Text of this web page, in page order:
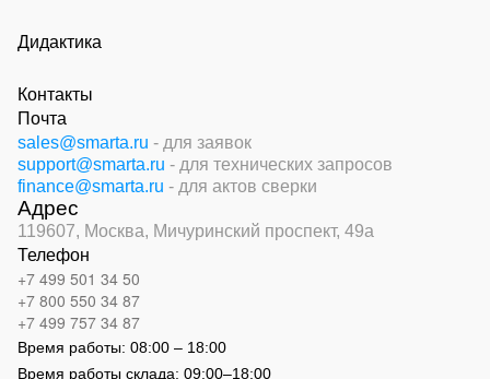
Дидактика
Контакты
Почта
sales@smarta.ru - для заявок
support@smarta.ru - для технических запросов
finance@smarta.ru - для актов сверки
Адрес
119607, Москва, Мичуринский проспект, 49а
Телефон
+7 499 501 34 50
+7 800 550 34 87
+7 499 757 34 87
Время работы: 08:00 – 18:00
Время работы склада: 09:00–18:00